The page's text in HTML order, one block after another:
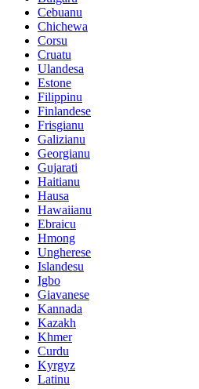
Cebuanu
Chichewa
Corsu
Cruatu
Ulandesa
Estone
Filippinu
Finlandese
Frisgianu
Galizianu
Georgianu
Gujarati
Haitianu
Hausa
Hawaiianu
Ebraicu
Hmong
Ungherese
Islandesu
Igbo
Giavanese
Kannada
Kazakh
Khmer
Curdu
Kyrgyz
Latinu